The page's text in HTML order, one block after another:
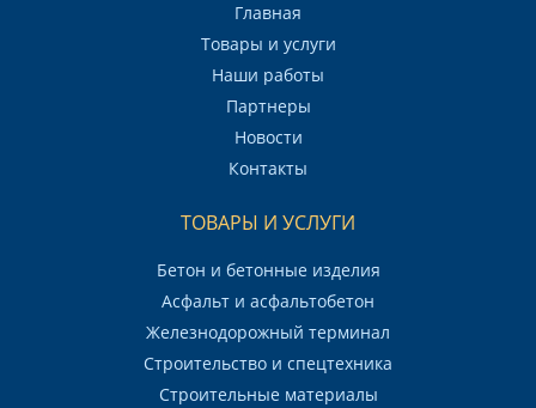
Главная
Товары и услуги
Наши работы
Партнеры
Новости
Контакты
ТОВАРЫ И УСЛУГИ
Бетон и бетонные изделия
Асфальт и асфальтобетон
Железнодорожный терминал
Строительство и спецтехника
Строительные материалы